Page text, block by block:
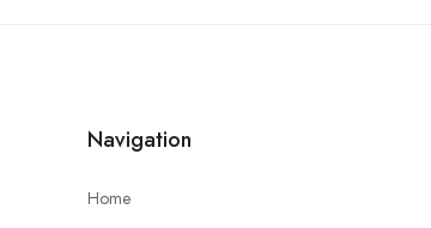
Navigation
Home